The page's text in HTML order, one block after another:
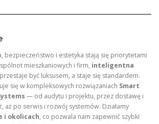
bezpieczeństwo i estetyka stają się priorytetami
mieszkaniowych i firm, inteligentna
przestaje być luksusem, a staje się standardem.
się w kompleksowych rozwiązaniach Smart
— od audytu i projektu, przez dostawę i
aż po serwis i rozwój systemów. Działamy
i okolicach, co pozwala nam zapewnić szybki